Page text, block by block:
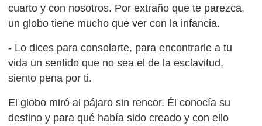
cuarto y con nosotros. Por extraño que te parezca,
un globo tiene mucho que ver con la infancia.
- Lo dices para consolarte, para encontrarle a tu
vida un sentido que no sea el de la esclavitud,
siento pena por ti.
El globo miró al pájaro sin rencor. Él conocía su
destino y para qué había sido creado y con ello